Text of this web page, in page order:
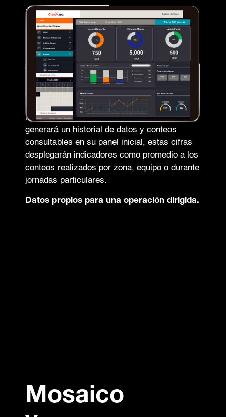
Eventos puestos en
números.
Todo en una pantalla.
Al integrar equipos compatibles con este
servicio, comenzará a detectar los
indicadores disponibles. Conforme los utilice,
generará un historial de datos y conteos
consultables en su panel inicial, estas cifras
desplegarán indicadores como promedio a los
conteos realizados por zona, equipo o durante
jornadas particulares.
Datos propios para una operación dirigida.
Mosaico